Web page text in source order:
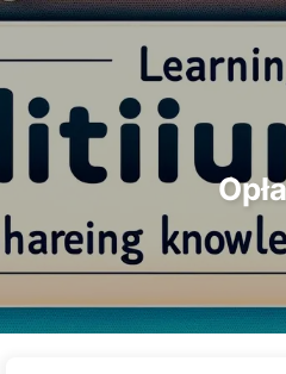
Szukaj Strona główna
Kategorie Linki O